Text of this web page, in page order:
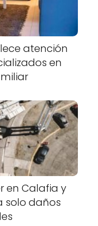
atención
en
en Calafia y
solo daños